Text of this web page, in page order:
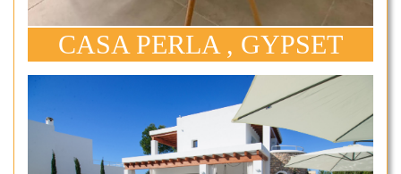
CASA PERLA , GYPSET